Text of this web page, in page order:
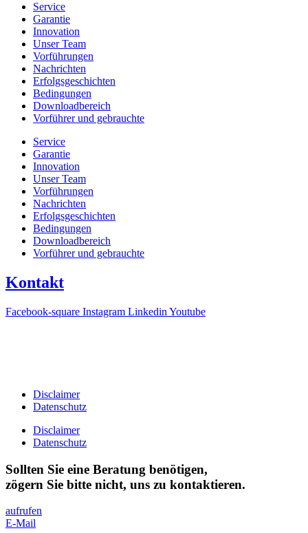
Service
Garantie
Innovation
Unser Team
Vorführungen
Nachrichten
Erfolgsgeschichten
Bedingungen
Downloadbereich
Vorführer und gebrauchte
Service
Garantie
Innovation
Unser Team
Vorführungen
Nachrichten
Erfolgsgeschichten
Bedingungen
Downloadbereich
Vorführer und gebrauchte
Kontakt
Facebook-square Instagram Linkedin Youtube
Disclaimer
Datenschutz
Disclaimer
Datenschutz
Sollten Sie eine Beratung benötigen,
zögern Sie bitte nicht, uns zu kontaktieren.
aufrufen
E-Mail